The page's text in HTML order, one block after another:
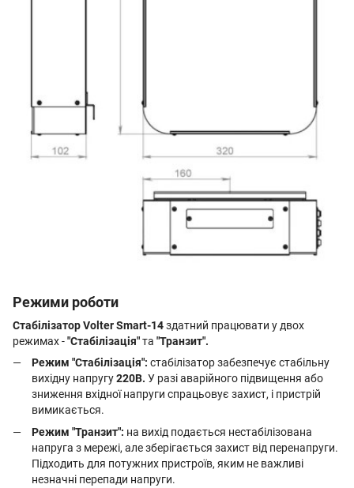
Режими роботи
Стабілізатор Volter Smart-14здатний працювати у двох
режимах -"Стабілізація"та "Транзит".
Режим "Стабілізація": стабілізатор забезпечує стабільну
вихідну напругу220В. У разі аварійного підвищення або
зниження вхідної напруги спрацьовує захист, і пристрій
вимикається.
Режим "Транзит": на вихід подається нестабілізована
напруга з мережі, але зберігається захист від перенапруги.
Підходить для потужних пристроїв, яким не важливі
незначні перепади напруги.